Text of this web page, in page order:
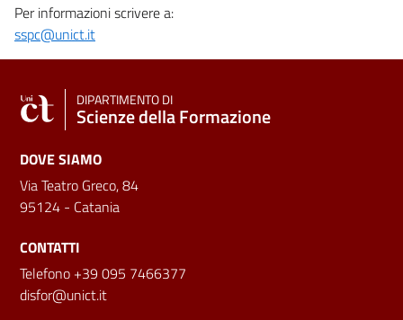
Per informazioni scrivere a:
sspc@unict.it
DIPARTIMENTO DI
Scienze della Formazione
DOVE SIAMO
Via Teatro Greco, 84
95124 - Catania
CONTATTI
Telefono +39 095 7466377
disfor@unict.it